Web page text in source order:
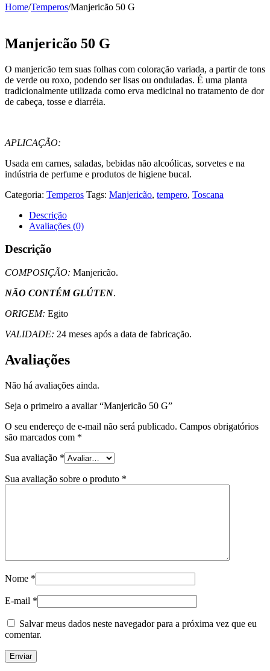
Home/Temperos/Manjericão 50 G
Manjericão 50 G
O manjericão tem suas folhas com coloração variada, a partir de tons
de verde ou roxo, podendo ser lisas ou onduladas. É uma planta
tradicionalmente utilizada como erva medicinal no tratamento de dor
de cabeça, tosse e diarréia.
APLICAÇÃO:
Usada em carnes, saladas, bebidas não alcoólicas, sorvetes e na
indústria de perfume e produtos de higiene bucal.
Categoria: Temperos Tags: Manjericão, tempero, Toscana
Descrição
Avaliações (0)
Descrição
COMPOSIÇÃO: Manjericão.
NÃO CONTÉM GLÚTEN.
ORIGEM: Egito
VALIDADE: 24 meses após a data de fabricação.
Avaliações
Não há avaliações ainda.
Seja o primeiro a avaliar “Manjericão 50 G”
O seu endereço de e-mail não será publicado. Campos obrigatórios
são marcados com *
Sua avaliação *
Sua avaliação sobre o produto *
Nome *
E-mail *
Salvar meus dados neste navegador para a próxima vez que eu
comentar.